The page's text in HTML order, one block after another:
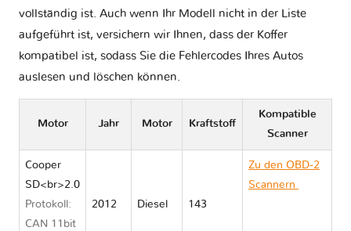
vollständig ist. Auch wenn Ihr Modell nicht in der Liste
aufgeführt ist, versichern wir Ihnen, dass der Koffer
kompatibel ist, sodass Sie die Fehlercodes Ihres Autos
auslesen und löschen können.
Motor Jahr Motor Kraftstoff
Kompatible
Scanner
Cooper
SD<br>2.0
Protokoll:
CAN 11bit
2012 Diesel 143
Zu den OBD-2
Scannern